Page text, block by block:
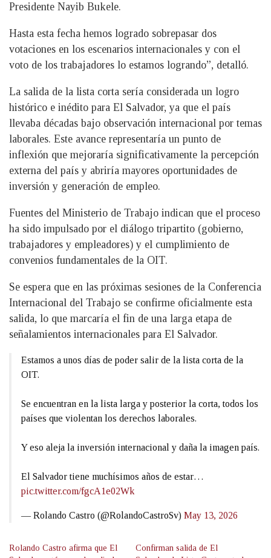
Presidente Nayib Bukele.
Hasta esta fecha hemos logrado sobrepasar dos
votaciones en los escenarios internacionales y con el
voto de los trabajadores lo estamos logrando”, detalló.
La salida de la lista corta sería considerada un logro
histórico e inédito para El Salvador, ya que el país
llevaba décadas bajo observación internacional por temas
laborales. Este avance representaría un punto de
inflexión que mejoraría significativamente la percepción
externa del país y abriría mayores oportunidades de
inversión y generación de empleo.
Fuentes del Ministerio de Trabajo indican que el proceso
ha sido impulsado por el diálogo tripartito (gobierno,
trabajadores y empleadores) y el cumplimiento de
convenios fundamentales de la OIT.
Se espera que en las próximas sesiones de la Conferencia
Internacional del Trabajo se confirme oficialmente esta
salida, lo que marcaría el fin de una larga etapa de
señalamientos internacionales para El Salvador.
Estamos a unos días de poder salir de la lista corta de la
OIT.
Se encuentran en la lista larga y posterior la corta, todos los
países que violentan los derechos laborales.
Y eso aleja la inversión internacional y daña la imagen país.
El Salvador tiene muchísimos años de estar…
pic.twitter.com/fgcA1e02Wk
— Rolando Castro (@RolandoCastroSv) May 13, 2026
Rolando Castro afirma que El
Confirman salida de El